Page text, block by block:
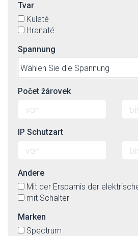
Tvar
Kulaté
Hranaté
Spannung
Počet žárovek
IP Schutzart
Andere
Mit der Ersparnis der
mit Schalter
Marken
Spectrum